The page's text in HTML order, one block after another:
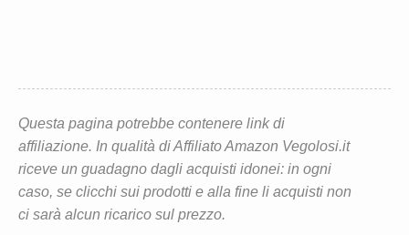
Questa pagina potrebbe contenere link di
affiliazione. In qualità di Affiliato Amazon Vegolosi.it
riceve un guadagno dagli acquisti idonei: in ogni
caso, se clicchi sui prodotti e alla fine li acquisti non
ci sarà alcun ricarico sul prezzo.